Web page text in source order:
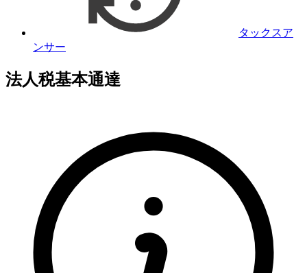
タックスア
ンサー
法人税基本通達